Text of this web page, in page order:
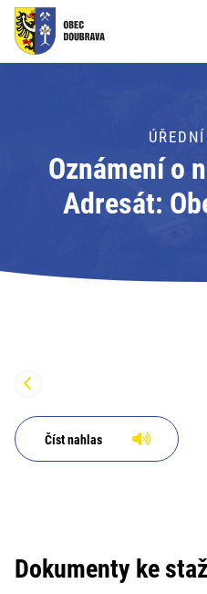
PRO
Formuláře
PRO
Oznámení o
Adresát:
Číst nahlas
Dokumenty ke